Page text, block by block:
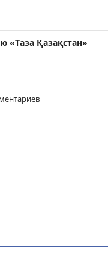
Қазақстан»